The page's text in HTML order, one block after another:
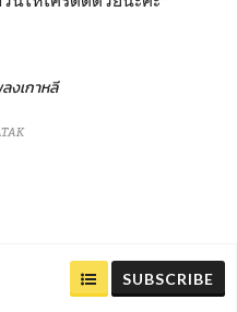
งเกาหลี
SUBSCRIBE